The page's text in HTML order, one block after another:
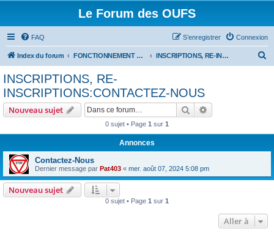
Le Forum des OUFS
FAQ Connexion
S’enregistrer
Index du forum FONCTIONNEMENT DU FORUM INSCRIPTIONS, RE-INSCRIPTIONS:CONTACTEZ-NOUS
INSCRIPTIONS, RE-
INSCRIPTIONS:CONTACTEZ-NOUS
Nouveau sujet Rechercher
0 sujet • Page 1 sur 1
Annonces
Contactez-Nous
Dernier message par Pat403 « mer. août 07, 2024 5:08 pm
Nouveau sujet
0 sujet • Page 1 sur 1
Aller à